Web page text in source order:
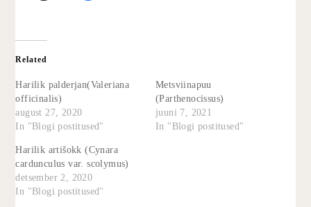
Related
Harilik palderjan(Valeriana
officinalis)
august 27, 2020
In "Blogi postitused"
Metsviinapuu
(Parthenocissus)
juuni 7, 2021
In "Blogi postitused"
Harilik artišokk (Cynara
cardunculus var. scolymus)
detsember 2, 2020
In "Blogi postitused"